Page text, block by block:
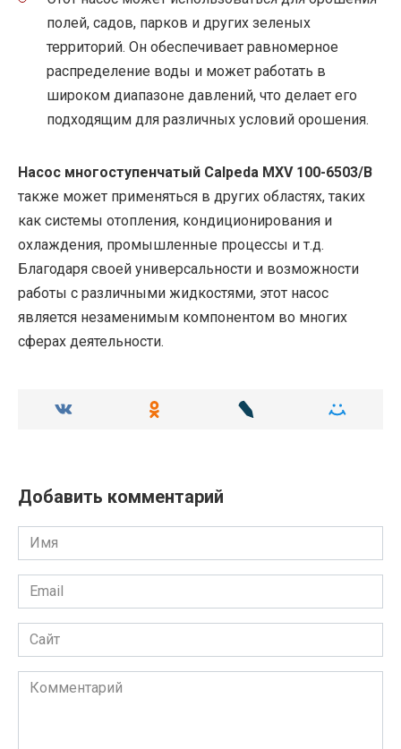
полей, садов, парков и других зеленых
территорий. Он обеспечивает равномерное
распределение воды и может работать в
широком диапазоне давлений, что делает его
подходящим для различных условий орошения.
Насос многоступенчатый Calpeda MXV 100-6503/B
также может применяться в других областях, таких
как системы отопления, кондиционирования и
охлаждения, промышленные процессы и т.д.
Благодаря своей универсальности и возможности
работы с различными жидкостями, этот насос
является незаменимым компонентом во многих
сферах деятельности.
Добавить комментарий
Имя
Email
Сайт
Комментарий